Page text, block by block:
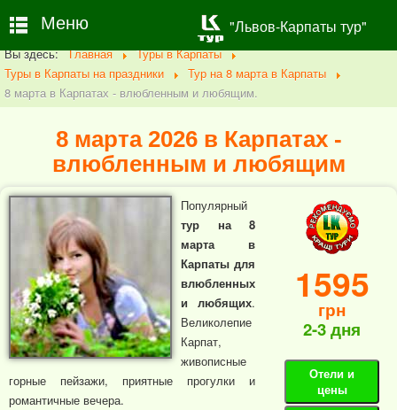
Вы здесь: Главная
Туры в Карпаты
Туры в Карпаты на праздники
Тур на 8 марта в Карпаты
8 марта в Карпатах - влюбленным и любящим.
8 марта 2026 в Карпатах -
влюбленным и любящим
Популярный
тур на 8
марта в
Карпаты для
влюбленных
и любящих.
Великолепие
Карпат,
живописные
горные пейзажи, приятные прогулки и
романтичные вечера.
1595
грн
2-3 дня
Отели и
цены
Меню "Львов-Карпаты тур"